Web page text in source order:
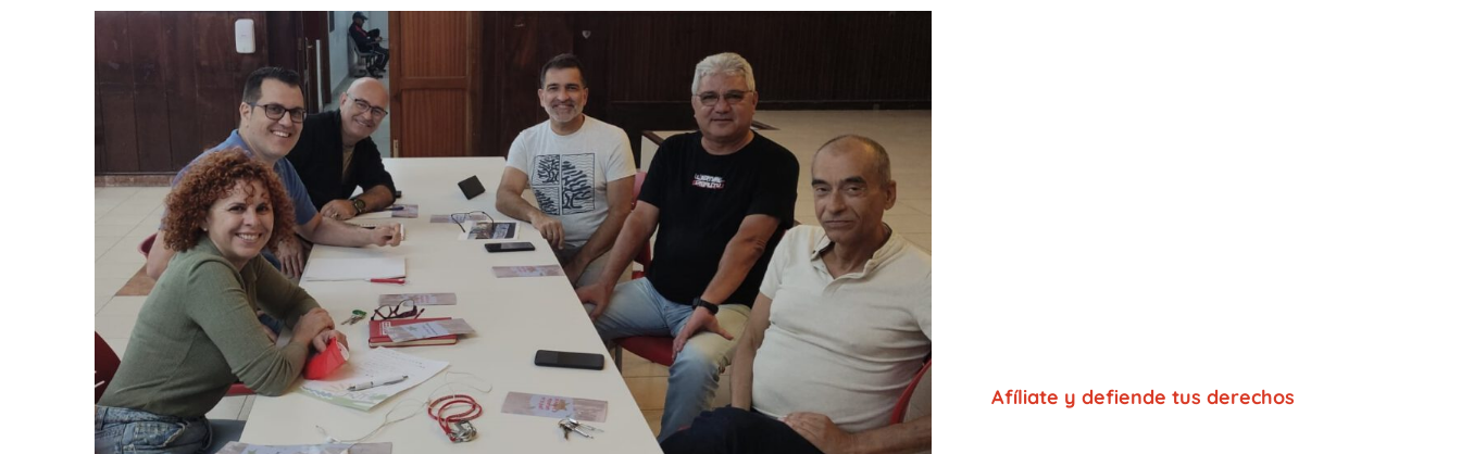
Afíliate y defiende tus derechos